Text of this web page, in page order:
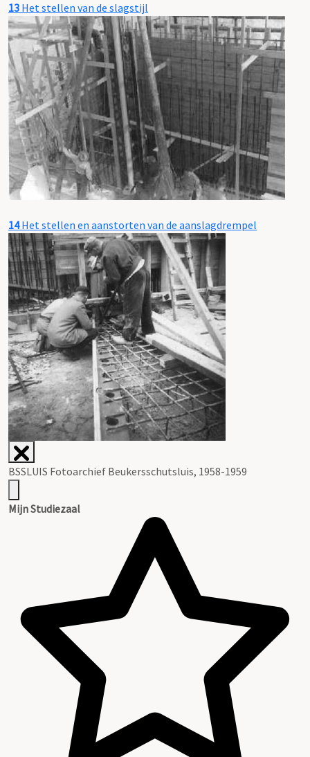
13 Het stellen van de slagstijl
14 Het stellen en aanstorten van de aanslagdrempel
BSSLUIS Fotoarchief Beukersschutsluis, 1958-1959
Mijn Studiezaal